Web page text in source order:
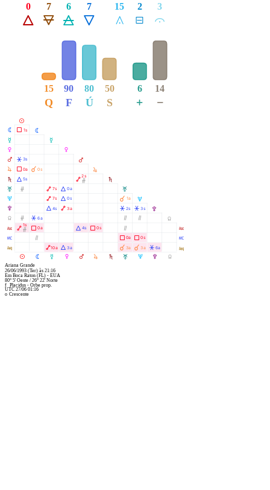
Á
0
Ë
7
Ô
6
Ê
7
Å
15
É
2
Ă
3
Q
15
F
90
Ú
80
S
50
+
6
−
14
M
M
N
N
N
O
O
O
P
P
P
Q
Q
Q
R
R
R
S
S
S
T
T
T
U
U
U
V
V
V
Y
Y
Y
W
W
X
X
l
l
Ã 1s
Â 3s
Ã 0a
Á 5s
Ó
Ó
Ä Ó
1s
À 0s
Â 6a
Ã 0a
Ò
Ä 7s
Ä 7s
Á 4s
Ä10a
Á 0a
Á 0s
Ä 3a
Á 3a
Ä Ó
2s
Á 4s Ã 0s
À 1a
Â 2s
Ò
À 3a
Ò
Ã 0a
Â 3s
Ò
À 3a
Ã 0s
Â 6a
Ariana Grande
26/06/1993 (Ter) às 21:16
EmBoca Raton (FL) - EUA
80° 5' Oeste/26° 22' Norte
f Placidus - Orbe prop.
UTC 27/06 01:16
Crescente
o